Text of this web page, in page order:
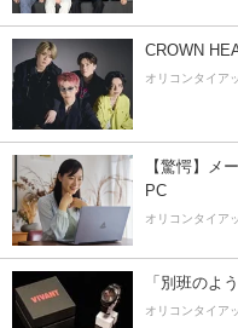
CROWN
オリコンタイア
【驚愕】メ
PC
オリコンタイア
「別班のよ
オリコンタイア